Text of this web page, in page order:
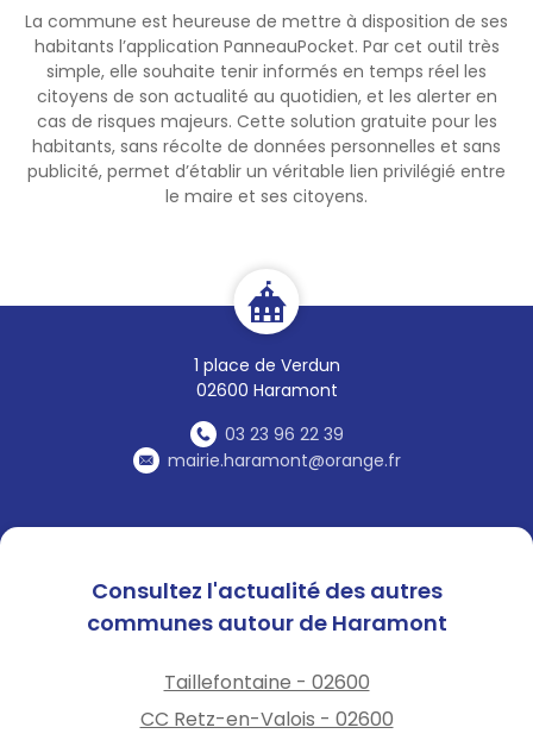
La commune est heureuse de mettre à disposition de ses
habitants l’application PanneauPocket. Par cet outil très
simple, elle souhaite tenir informés en temps réel les
citoyens de son actualité au quotidien, et les alerter en
cas de risques majeurs. Cette solution gratuite pour les
habitants, sans récolte de données personnelles et sans
publicité, permet d’établir un véritable lien privilégié entre
le maire et ses citoyens.
1 place de Verdun
02600 Haramont
03 23 96 22 39
mairie.haramont@orange.fr
Consultez l'actualité des autres
communes autour de Haramont
Taillefontaine - 02600
CC Retz-en-Valois - 02600